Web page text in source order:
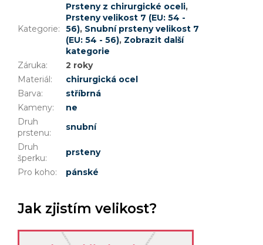
Kategorie:
Prsteny z chirurgické oceli,
Prsteny velikost 7 (EU: 54 -
56), Snubní prsteny velikost 7
(EU: 54 - 56), Zobrazit další
kategorie
Záruka:
2 roky
Materiál:
chirurgická ocel
Barva:
stříbrná
Kameny:
ne
Druh
prstenu:
snubní
Druh
šperku:
prsteny
Pro koho: pánské
Jak zjistím velikost?